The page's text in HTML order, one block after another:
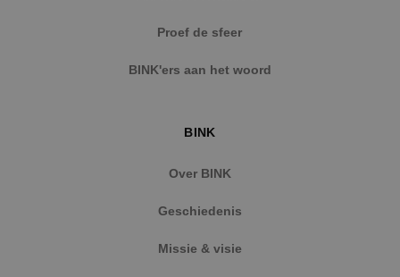
Proef de sfeer
BINK'ers aan het woord
BINK
Over BINK
Geschiedenis
Missie & visie
Strikt noodzakelijke cookies maken de
website kan niet goed worden gebruikt zonder de